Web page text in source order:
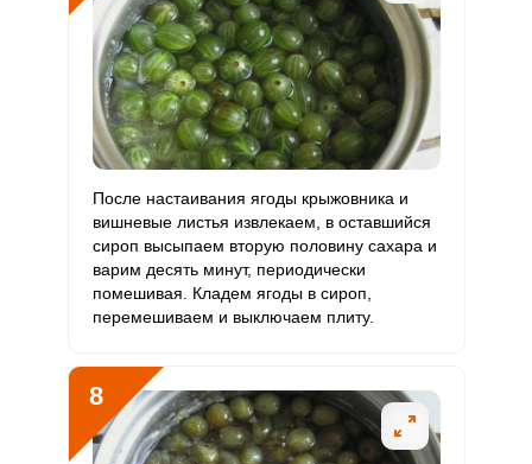
После настаивания ягоды крыжовника и
вишневые листья извлекаем, в оставшийся
сироп высыпаем вторую половину сахара и
варим десять минут, периодически
помешивая. Кладем ягоды в сироп,
перемешиваем и выключаем плиту.
8